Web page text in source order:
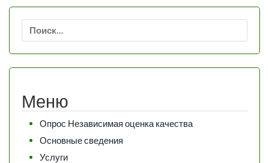
Меню
Опрос Независимая оценка качества
Основные сведения
Услуги